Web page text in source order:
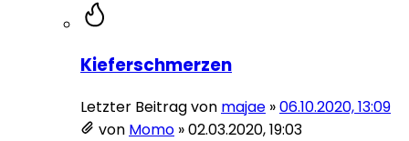
Kieferschmerzen
Letzter Beitrag von majae »06.10.2020, 13:09
von Momo »02.03.2020, 19:03